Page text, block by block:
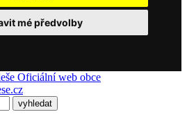
mé předvolby
Oficiální web obce